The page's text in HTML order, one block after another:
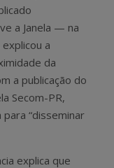
a Janela — na
a
da
a publicação do
Secom-PR,
“disseminar
explica que